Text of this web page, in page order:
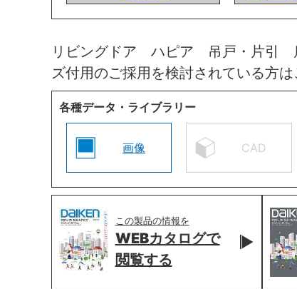
リビングドア ハピア 吊戸・片
ズ付用のご採用を検討されている方
各種データ・ライブラリー
画像 CAD
この製品の情報を
WEBカタログで
閲覧する